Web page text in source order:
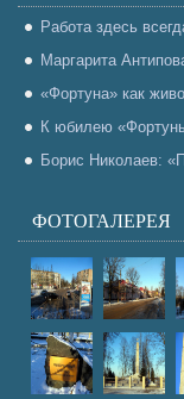
Работа здесь
Маргарита
«Фортуна» как
К юбилею
Борис Николаев:
ФОТОГАЛЕРЕЯ